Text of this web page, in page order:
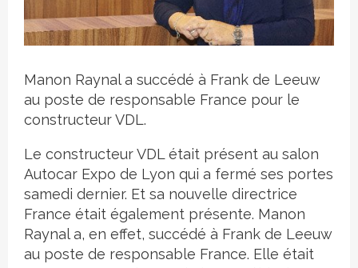
Crédit photo
Manon Raynal a succédé à Frank de Leeuw
au poste de responsable France pour le
constructeur VDL.
Le constructeur VDL était présent au salon
Autocar Expo de Lyon qui a fermé ses portes
samedi dernier. Et sa nouvelle directrice
France était également présente. Manon
Raynal a, en effet, succédé à Frank de Leeuw
au poste de responsable France. Elle était